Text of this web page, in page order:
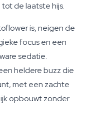
de laatste hijs.
is, neigen de
focus en een
sedatie.
heldere buzz die
met een zachte
opbouwt zonder